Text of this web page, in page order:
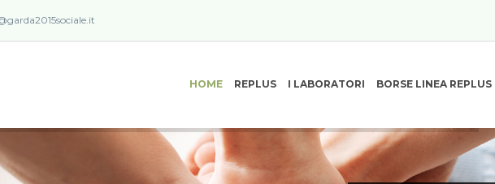
HOME REPLUS I LABORATORI BORSE LINEA REPLUS